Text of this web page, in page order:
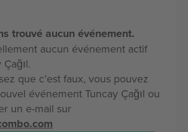
trouvé aucun événement.
aucun événement actif
que c’est faux, vous pouvez
événement Tuncay Çağıl ou
un e-mail sur